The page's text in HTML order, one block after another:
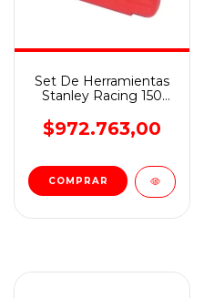
Set De Herramientas
Stanley Racing 150
$972.763,00